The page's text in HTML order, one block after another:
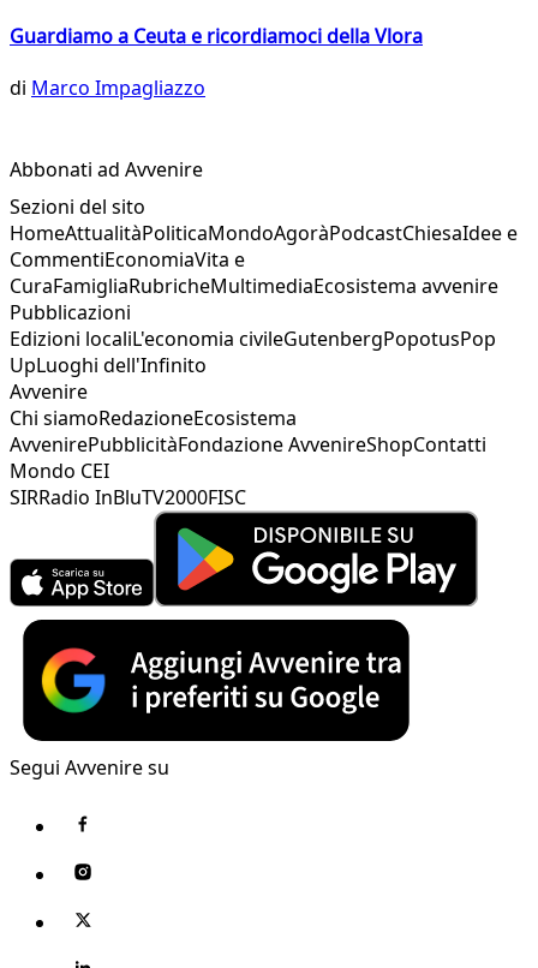
Guardiamo a Ceuta e ricordiamoci della Vlora
di Marco Impagliazzo
Abbonati ad Avvenire
Sezioni del sito
HomeAttualitàPoliticaMondoAgoràPodcastChiesaIdee e
CommentiEconomiaVita e
CuraFamigliaRubricheMultimediaEcosistema avvenire
Pubblicazioni
Edizioni localiL'economia civileGutenbergPopotusPop
UpLuoghi dell'Infinito
Avvenire
Chi siamoRedazioneEcosistema
AvvenirePubblicitàFondazione AvvenireShopContatti
Mondo CEI
SIRRadio InBluTV2000FISC
Segui Avvenire su